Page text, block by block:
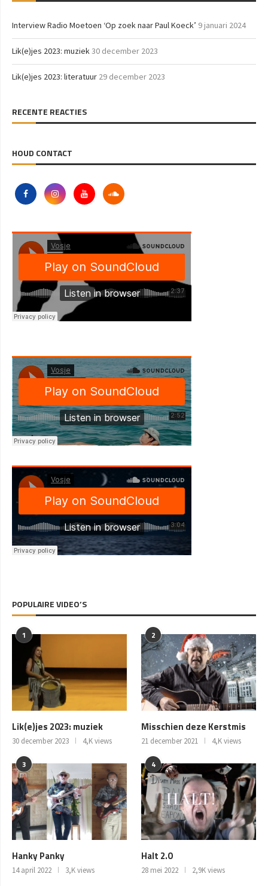
Interview Radio Moetoen ‘Op zoek naar Paul Koeck’ 9 januari 2024
Lik(e)jes 2023: muziek30 december 2023
Lik(e)jes 2023: literatuur 29 december 2023
RECENTE REACTIES
HOUD CONTACT
POPULAIRE VIDEO’S
1
Lik(e)jes 2023: muziek
30 december 2023 4,K views
2
Misschien deze Kerstmis
21 december 2021 4,K views
3
Hanky Panky
14 april 2022 3,K views
4
Halt 2.0
28 mei 2022 2,9K views